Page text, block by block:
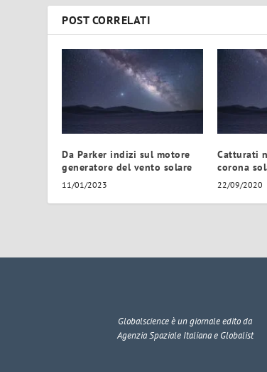
POST CORRELATI
Da Parker indizi sul motore
generatore del vento solare
11/01/2023
Catturati
corona
22/09/2020
Globalscienceè un giornale edito da
Agenzia Spaziale Italiana e Globalist